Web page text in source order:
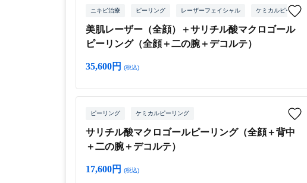
ニキビ治療 ピーリング レーザーフェイシャル ケミカルピーリング
美肌レーザー（全顔）＋サリチル酸マクロゴール
ピーリング（全顔＋二の腕＋デコルテ）
35,600円 (税込)
ピーリング ケミカルピーリング
サリチル酸マクロゴールピーリング（全顔＋背中
＋二の腕＋デコルテ）
17,600円 (税込)